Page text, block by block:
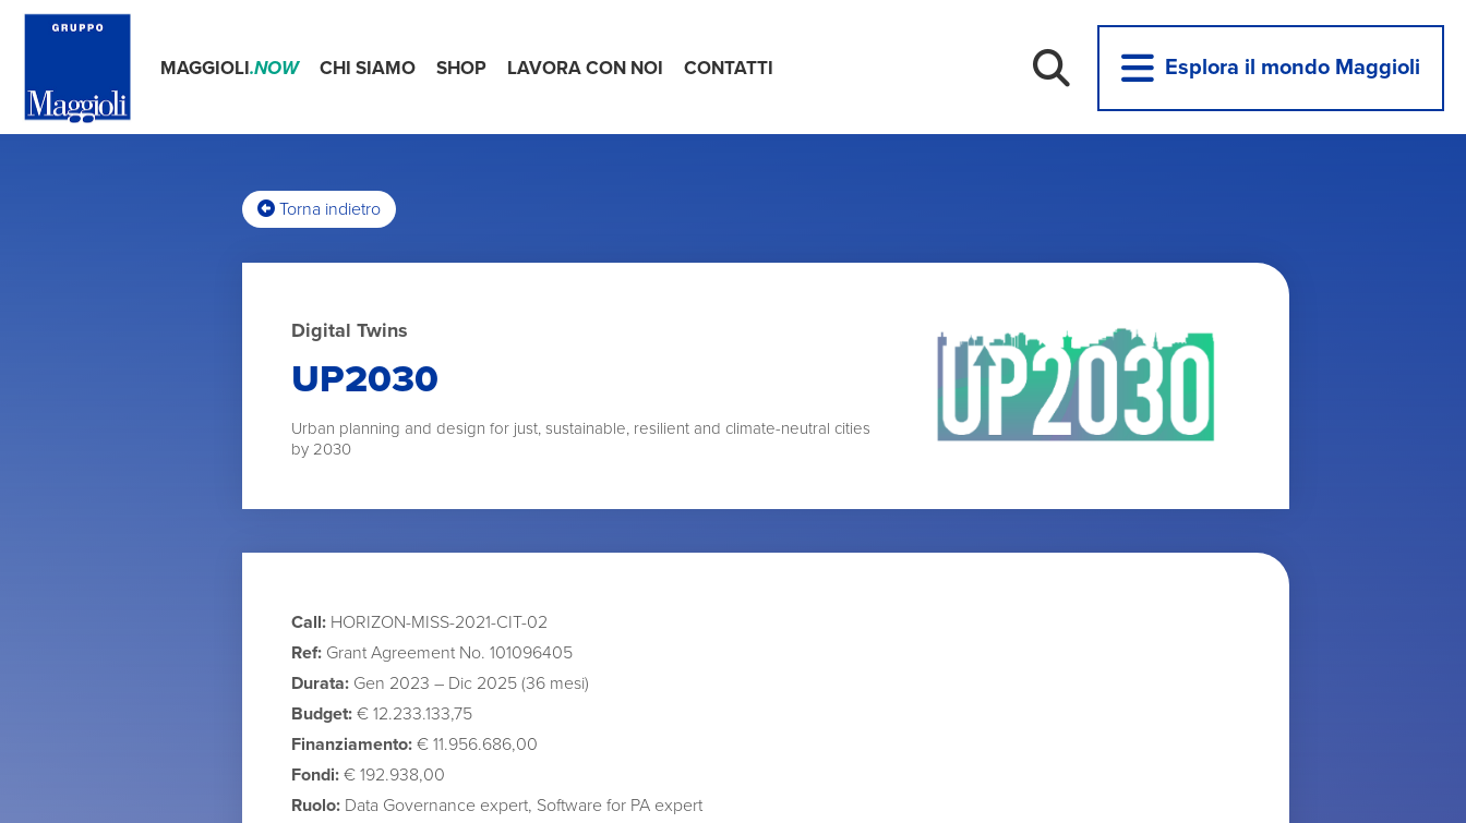
MAGGIOLI.NOW CHI SIAMO SHOP LAVORA CON NOI CONTATTI Esplora il mondo Maggioli
Torna indietro
Digital Twins
UP2030
Urban planning and design for just, sustainable, resilient and climate-neutral cities
by 2030
Call: HORIZON-MISS-2021-CIT-02
Ref: Grant Agreement No. 101096405
Durata: Gen 2023 – Dic 2025 (36 mesi)
Budget: € 12.233.133,75
Finanziamento: € 11.956.686,00
Fondi: € 192.938,00
Ruolo: Data Governance expert, Software for PA expert